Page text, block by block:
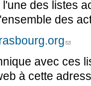
des listes
des
avec ces
à cette